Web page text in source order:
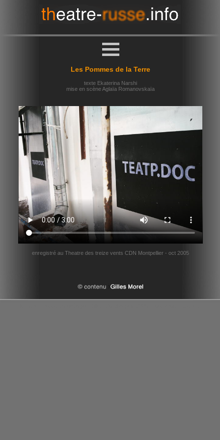
Les Pommes de la Terre
texte Ekaterina Narshi
mise en scène Aglaïa Romanovskaïa
enregistré au Theatre des treize vents CDN Montpellier - oct 2005